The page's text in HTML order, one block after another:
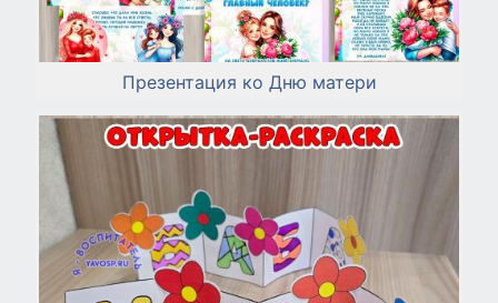
Презентация ко Дню матери